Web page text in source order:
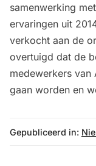
samenwerking
ervaringen uit
verkocht aan de
overtuigd dat de
medewerkers van
gaan worden en
Gepubliceerd in: